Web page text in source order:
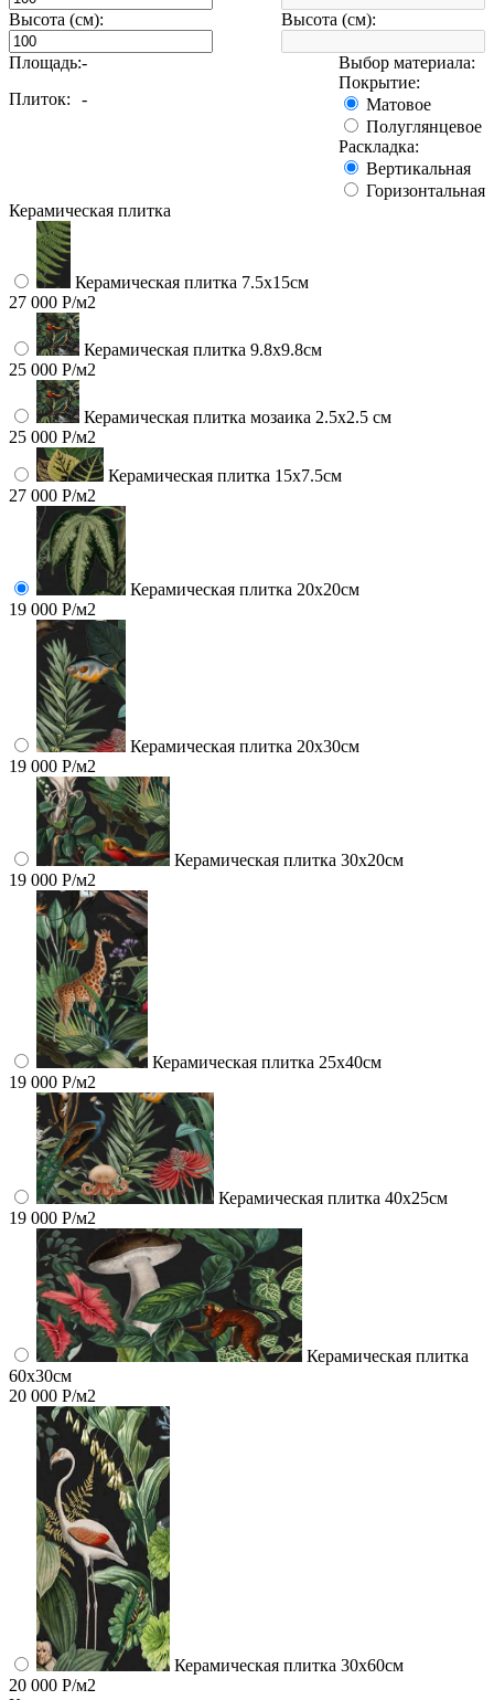
Высота (см): Высота (см):
Площадь:-
Плиток:
-
Выбор материала:
Покрытие:
Матовое
Полуглянцевое
Раскладка:
Вертикальная
Горизонтальная
Керамическая плитка
Керамическая плитка 7.5х15см
27 000 Р/м2
Керамическая плитка 9.8x9.8см
25 000 Р/м2
Керамическая плитка мозаика 2.5x2.5 см
25 000 Р/м2
Керамическая плитка 15х7.5см
27 000 Р/м2
Керамическая плитка 20х20см
19 000 Р/м2
Керамическая плитка 20х30см
19 000 Р/м2
Керамическая плитка 30х20см
19 000 Р/м2
Керамическая плитка 25х40см
19 000 Р/м2
Керамическая плитка 40х25см
19 000 Р/м2
Керамическая плитка
60x30см
20 000 Р/м2
Керамическая плитка 30x60см
20 000 Р/м2